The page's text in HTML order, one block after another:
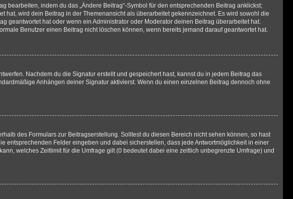
indem du das „Ändere Beitrag“-Symbol für den entsprechenden Beitrag anklickst;
wird dein Beitrag in der Themenansicht als überarbeitet gekennzeichnet. Es wird sowohl die
geantwortet hat oder wenn ein Administrator oder Moderator deinen Beitrag überarbeitet hat.
Benutzer einen Beitrag nicht löschen können, wenn bereits jemand darauf geantwortet hat.
Nachdem du die Signatur erstellt und gespeichert hast, kannst du in jedem Beitrag das
Anhängen deiner Signatur aktivierst. Wenn du einen einzelnen Beitrag dennoch ohne
des Formulars zur Beitragserstellung. Solltest du diesen Bereich nicht sehen können, so hast
entsprechenden Felder eingeben und dabei sicherstellen, dass jede Antwortmöglichkeit in einer
welches Zeitlimit für die Umfrage gilt (0 bedeutet dabei eine zeitlich unbegrenzte Umfrage) und